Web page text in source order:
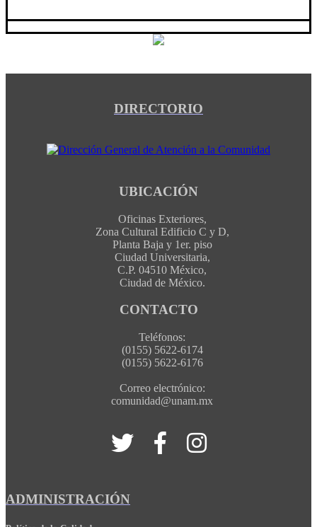
DIRECTORIO
UBICACIÓN
Oficinas Exteriores,
Zona Cultural Edificio C y D,
Planta Baja y 1er. piso
Ciudad Universitaria,
C.P. 04510 México,
Ciudad de México.
CONTACTO
Teléfonos:
(0155) 5622-6174
(0155) 5622-6176
Correo electrónico:
comunidad@unam.mx
ADMINISTRACIÓN